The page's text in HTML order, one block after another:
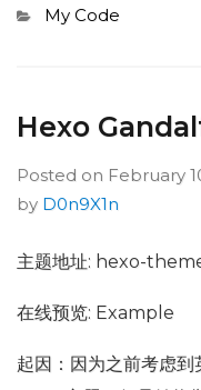
Categories
My Code
Hexo
Posted on February
by D0n9X1n
主题地址: hexo-
在线预览: Example
起因：因为之前考虑